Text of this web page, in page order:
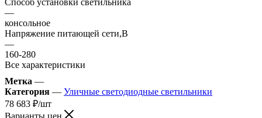
—
консольное
Напряжение питающей сети,В
—
160-280
Все характеристики
Метка —
Категория — Уличные светодиодные светильники
78 683 ₽/шт
Варианты цен